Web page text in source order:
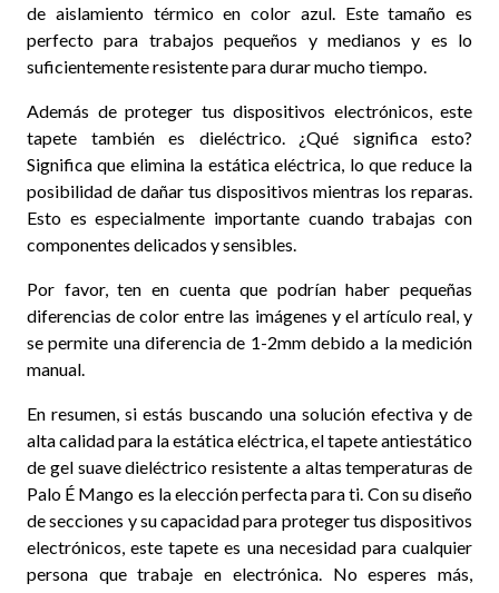
de aislamiento térmico en color azul. Este tamaño es
perfecto para trabajos pequeños y medianos y es lo
suficientemente resistente para durar mucho tiempo.
Además de proteger tus dispositivos electrónicos, este
tapete también es dieléctrico. ¿Qué significa esto?
Significa que elimina la estática eléctrica, lo que reduce la
posibilidad de dañar tus dispositivos mientras los reparas.
Esto es especialmente importante cuando trabajas con
componentes delicados y sensibles.
Por favor, ten en cuenta que podrían haber pequeñas
diferencias de color entre las imágenes y el artículo real, y
se permite una diferencia de 1-2mm debido a la medición
manual.
En resumen, si estás buscando una solución efectiva y de
alta calidad para la estática eléctrica, el tapete antiestático
de gel suave dieléctrico resistente a altas temperaturas de
Palo É Mango es la elección perfecta para ti. Con su diseño
de secciones y su capacidad para proteger tus dispositivos
electrónicos, este tapete es una necesidad para cualquier
persona que trabaje en electrónica. No esperes más,